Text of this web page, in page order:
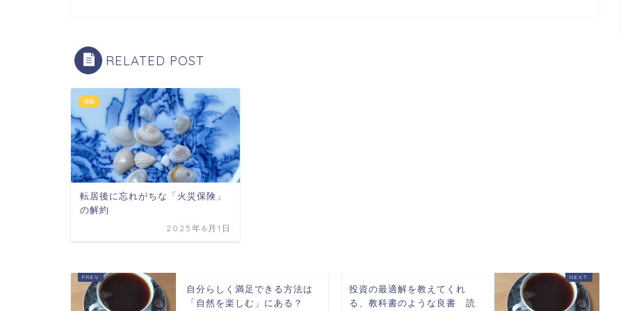
RELATED POST
保険
転居後に忘れがちな「火災保険」
の解約
2025年6月1日
自分らしく満足できる方法は
「自然を楽しむ」にある？
投資の最適解を教えてくれ
る、教科書のような良書 読